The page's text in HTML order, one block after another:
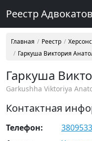
Реестр Адвокатов
Главная Реестр
Гаркуша Виктория
Гаркуша
Garkushha Viktoriya
Контактная
Телефон: